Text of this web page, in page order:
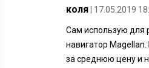
коля | 17.05.2019
Сам использую для
навигатор
за среднюю цену и